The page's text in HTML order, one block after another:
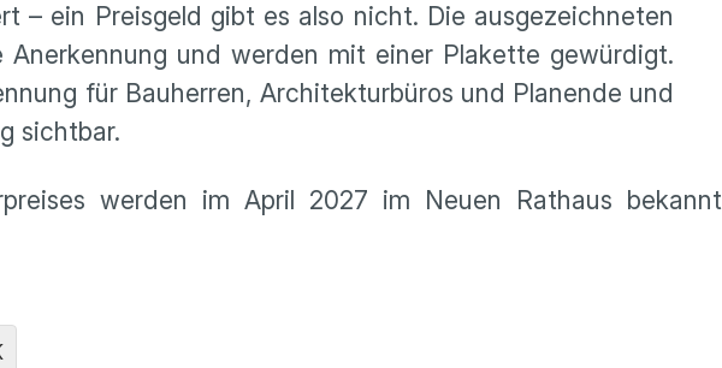
– ein Preisgeld gibt es also nicht. Die ausgezeichneten
und werden mit einer Plakette gewürdigt.
für Bauherren, Architekturbüros und Planende und
sichtbar.
werden im April 2027 im Neuen Rathaus bekannt